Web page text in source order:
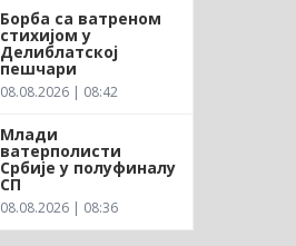
Борба са ватреном
стихијом у
Делиблатској
пешчари
08.08.2026 | 08:42
Млади
ватерполисти
Србије у полуфиналу
СП
08.08.2026 | 08:36